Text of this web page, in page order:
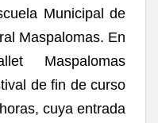
Municipal de
Maspalomas. En
Maspalomas
de fin de curso
cuya entrada